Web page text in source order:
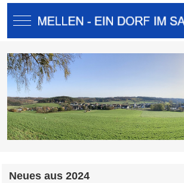
Mobile Menu Toggle
Neues aus 2024